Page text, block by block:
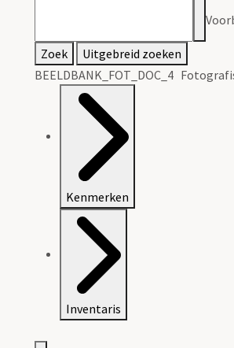
Zoek
Uitgebreid zoeken
BEELDBANK_FOT_DOC_4
Kenmerken
Inventaris